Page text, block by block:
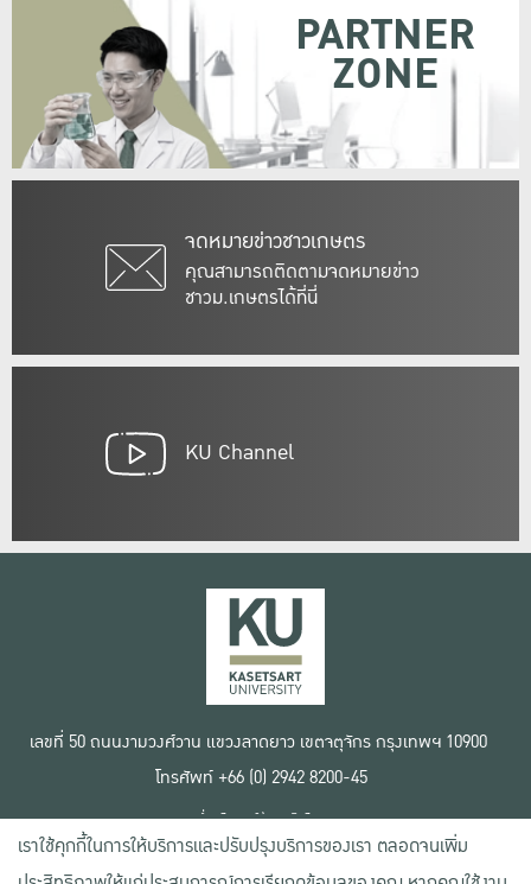
จดหมายข่าวชาวเกษตร
คุณสามารถติดตามจดหมายข่าว
ชาวม.เกษตรได้ที่นี่
PARTNER
ZONE
KU Channel
เลขที่ 50 ถนนงามวงศ์วาน แขวงลาดยาว เขตจตุจักร กรุงเทพฯ 10900
โทรศัพท์ +66 (0) 2942 8200-45
เงื่อนไขการใช้งานเว็บไซต์
ข้อตกลงด้านสิทธิ์ใช้งาน
นโยบายความเป็นส่วนตัว
เราใช้คุกกี้ในการให้บริการและปรับปรุงบริการของเรา ตลอดจนเพิ่ม